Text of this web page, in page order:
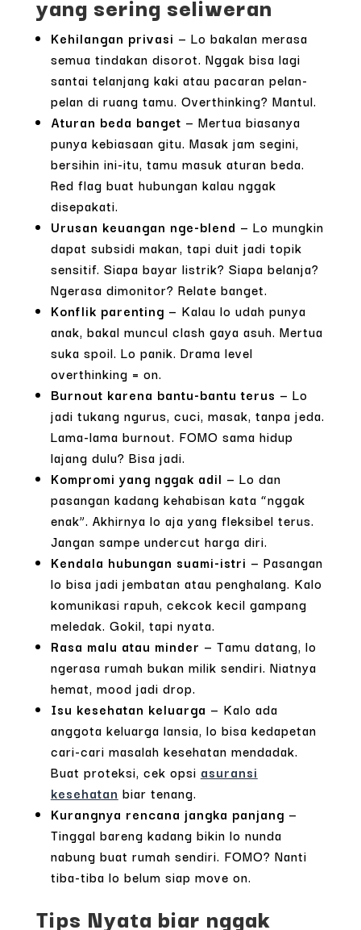
Kehilangan privasi — Lo bakalan merasa
semua tindakan disorot. Nggak bisa lagi
santai telanjang kaki atau pacaran pelan-
pelan di ruang tamu. Overthinking? Mantul.
Aturan beda banget — Mertua biasanya
punya kebiasaan gitu. Masak jam segini,
bersihin ini-itu, tamu masuk aturan beda.
Red flag buat hubungan kalau nggak
disepakati.
Urusan keuangan nge-blend — Lo mungkin
dapat subsidi makan, tapi duit jadi topik
sensitif. Siapa bayar listrik? Siapa belanja?
Ngerasa dimonitor? Relate banget.
Konflik parenting — Kalau lo udah punya
anak, bakal muncul clash gaya asuh. Mertua
suka spoil. Lo panik. Drama level
overthinking = on.
Burnout karena bantu-bantu terus — Lo
jadi tukang ngurus, cuci, masak, tanpa jeda.
Lama-lama burnout. FOMO sama hidup
lajang dulu? Bisa jadi.
Kompromi yang nggak adil — Lo dan
pasangan kadang kehabisan kata “nggak
enak”. Akhirnya lo aja yang fleksibel terus.
Jangan sampe undercut harga diri.
Kendala hubungan suami-istri — Pasangan
lo bisa jadi jembatan atau penghalang. Kalo
komunikasi rapuh, cekcok kecil gampang
meledak. Gokil, tapi nyata.
Rasa malu atau minder — Tamu datang, lo
ngerasa rumah bukan milik sendiri. Niatnya
hemat, mood jadi drop.
Isu kesehatan keluarga — Kalo ada
anggota keluarga lansia, lo bisa kedapetan
cari-cari masalah kesehatan mendadak.
Buat proteksi, cek opsi asuransi
kesehatan biar tenang.
Kurangnya rencana jangka panjang —
Tinggal bareng kadang bikin lo nunda
nabung buat rumah sendiri. FOMO? Nanti
tiba-tiba lo belum siap move on.
Tips Nyata biar nggak